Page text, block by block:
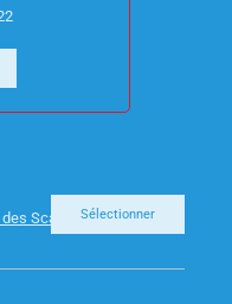
27″ VIEWSONIC
Scarabees 97300
Sélectionner